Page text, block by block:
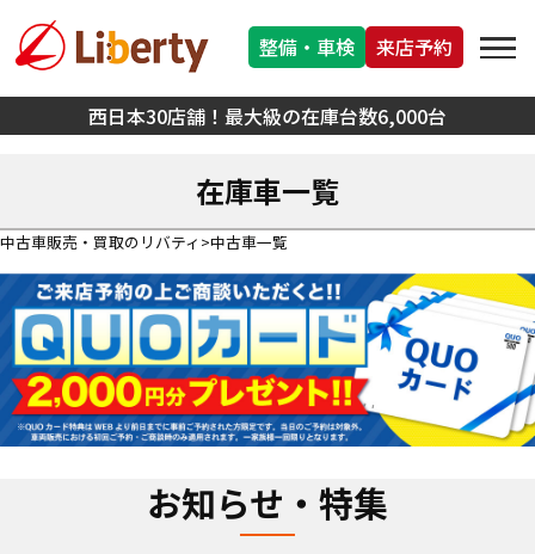
西日本30店舗！最大級の在庫台数6,000台
整備・車検 来店予約
在庫車一覧
中古車販売・買取のリバティ 中古車一覧
お知らせ・特集